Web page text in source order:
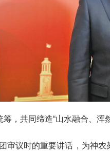
，共同缔造“山水融合、浑
审议时的重要讲话，为神